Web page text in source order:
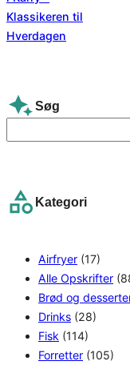
Søg
e
c
Kategori
Airfryer (17)
Alle Opskrifter
Brød og
Drinks (28)
Fisk (114)
Forretter (105)